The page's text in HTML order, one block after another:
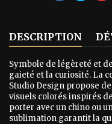
DESCRIPTION
Symbole de légèreté et
gaieté et la curiosité. La
Studio Design propose
visuels colorés inspirés
porter avec un chino ou
sublimation garantit la